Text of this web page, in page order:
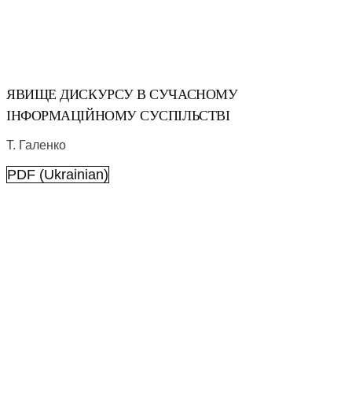
ЯВИЩЕ ДИСКУРСУ В СУЧАСНОМУ
ІНФОРМАЦІЙНОМУ СУСПІЛЬСТВІ
Т. Галенко
PDF (Ukrainian)